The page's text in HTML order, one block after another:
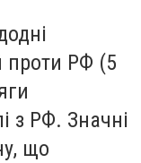
проти РФ (5
з РФ. Значні
що